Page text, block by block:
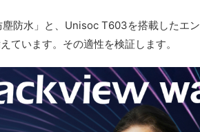
防水」と、Unisoc T603を搭載したエ
ています。その適性を検証します。